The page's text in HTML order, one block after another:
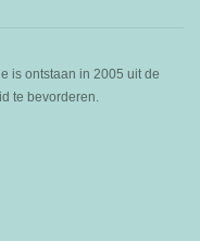
is ontstaan in 2005 uit de
te bevorderen.